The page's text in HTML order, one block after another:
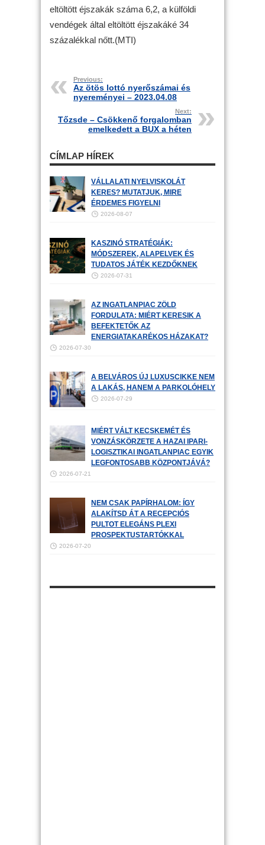
eltöltött éjszakák száma 6,2, a külföldi
vendégek által eltöltött éjszakáké 34
százalékkal nőtt.(MTI)
Previous:
Az ötös lottó nyerőszámai és
nyereményei – 2023.04.08
Next:
Tőzsde – Csökkenő forgalomban
emelkedett a BUX a héten
CÍMLAP HÍREK
VÁLLALATI NYELVISKOLÁT
KERES? MUTATJUK, MIRE
ÉRDEMES FIGYELNI
2026-08-07
KASZINÓ STRATÉGIÁK:
MÓDSZEREK, ALAPELVEK ÉS
TUDATOS JÁTÉK KEZDŐKNEK
2026-07-31
AZ INGATLANPIAC ZÖLD
FORDULATA: MIÉRT KERESIK A
BEFEKTETŐK AZ
ENERGIATAKARÉKOS HÁZAKAT?
2026-07-30
A BELVÁROS ÚJ LUXUSCIKKE NEM
A LAKÁS, HANEM A PARKOLÓHELY
2026-07-29
MIÉRT VÁLT KECSKEMÉT ÉS
VONZÁSKÖRZETE A HAZAI IPARI-
LOGISZTIKAI INGATLANPIAC EGYIK
LEGFONTOSABB KÖZPONTJÁVÁ?
2026-07-21
NEM CSAK PAPÍRHALOM: ÍGY
ALAKÍTSD ÁT A RECEPCIÓS
PULTOT ELEGÁNS PLEXI
PROSPEKTUSTARTÓKKAL
2026-07-20